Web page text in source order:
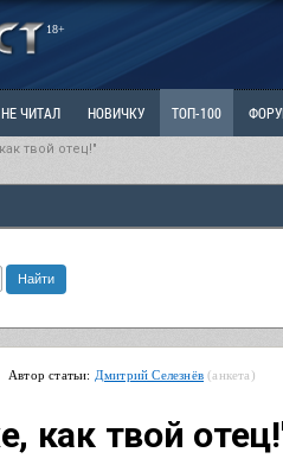
18+
НЕ ЧИТАЛ НОВИЧКУ ТОП-100
Ветка: Наболевшее. Выскажись!
твой отец!"
Автор статьи: Дмитрий Селезнёв (анкета)
как твой